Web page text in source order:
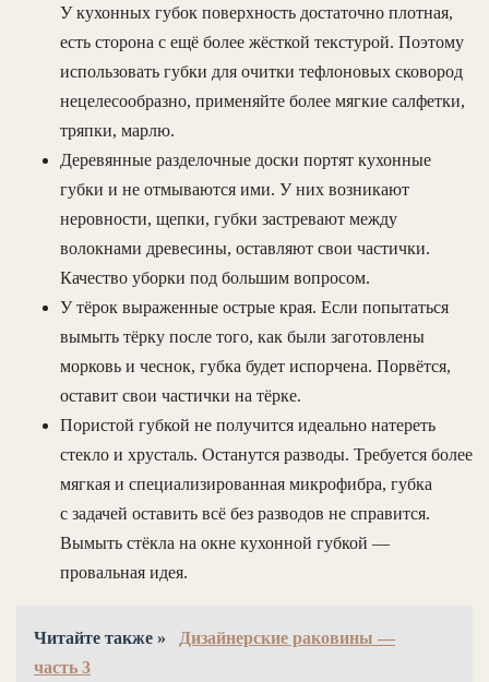
У кухонных губок поверхность достаточно плотная,
есть сторона с ещё более жёсткой текстурой. Поэтому
использовать губки для очитки тефлоновых сковород
нецелесообразно, применяйте более мягкие салфетки,
тряпки, марлю.
Деревянные разделочные доски портят кухонные
губки и не отмываются ими. У них возникают
неровности, щепки, губки застревают между
волокнами древесины, оставляют свои частички.
Качество уборки под большим вопросом.
У тёрок выраженные острые края. Если попытаться
вымыть тёрку после того, как были заготовлены
морковь и чеснок, губка будет испорчена. Порвётся,
оставит свои частички на тёрке.
Пористой губкой не получится идеально натереть
стекло и хрусталь. Останутся разводы. Требуется более
мягкая и специализированная микрофибра, губка
с задачей оставить всё без разводов не справится.
Вымыть стёкла на окне кухонной губкой —
провальная идея.
Читайте также »
Дизайнерские раковины —
часть 3